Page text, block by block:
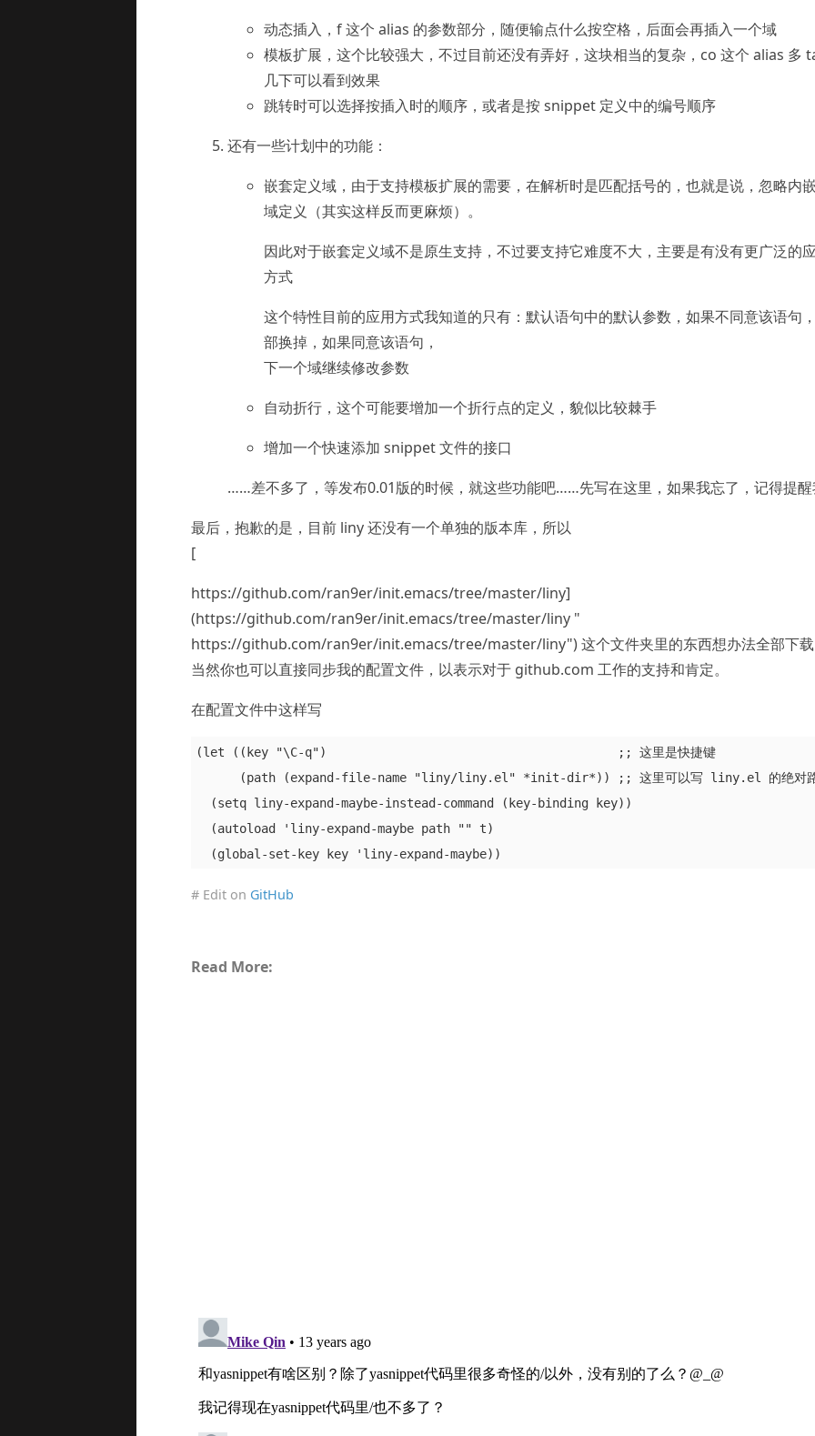
动态插入，f 这个 alias 的参数部分，随便输点什么按空格，后面会再插入一个域
模板扩展，这个比较强大，不过目前还没有弄好，这块相当的复杂，co 这个 alias 多
几下可以看到效果
跳转时可以选择按插入时的顺序，或者是按 snippet 定义中的编号顺序
还有一些计划中的功能：
嵌套定义域，由于支持模板扩展的需要，在解析时是匹配括号的，也就是说，忽略内
域定义（其实这样反而更麻烦）。
因此对于嵌套定义域不是原生支持，不过要支持它难度不大，主要是有没有更广泛的
方式
这个特性目前的应用方式我知道的只有：默认语句中的默认参数，如果不同意该语句
部换掉，如果同意该语句，
下一个域继续修改参数
自动折行，这个可能要增加一个折行点的定义，貌似比较棘手
增加一个快速添加 snippet 文件的接口
……差不多了，等发布0.01版的时候，就这些功能吧……先写在这里，如果我忘了，记得提
最后，抱歉的是，目前 liny 还没有一个单独的版本库，所以
[
https://github.com/ran9er/init.emacs/tree/master/liny]
(https://github.com/ran9er/init.emacs/tree/master/liny "
https://github.com/ran9er/init.emacs/tree/master/liny") 这个文件夹里的东西想办法全部下载
当然你也可以直接同步我的配置文件，以表示对于 github.com 工作的支持和肯定。
在配置文件中这样写
(let ((key "\C-q")                                        ;; 这里是快捷键
(path (expand-file-name "liny/liny.el" *init-dir*)) ;; 这里可以写 liny.el 的绝对
  (setq liny-expand-maybe-instead-command (key-binding key))
  (autoload 'liny-expand-maybe path "" t)
# Edit on GitHub
Read More: